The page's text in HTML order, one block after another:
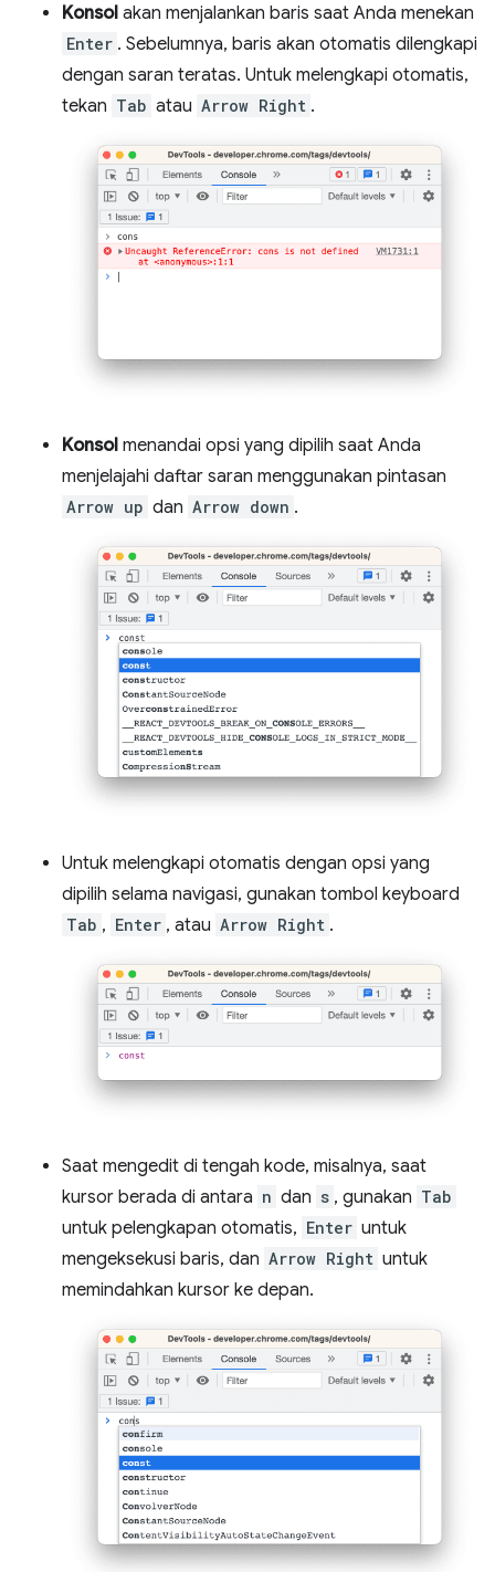
Konsol akan menjalankan baris saat Anda menekan
Enter . Sebelumnya, baris akan otomatis dilengkapi
dengan saran teratas. Untuk melengkapi otomatis,
tekan Tab atau Arrow Right .
Konsol menandai opsi yang dipilih saat Anda
menjelajahi daftar saran menggunakan pintasan
Arrow up dan Arrow down .
Untuk melengkapi otomatis dengan opsi yang
dipilih selama navigasi, gunakan tombol keyboard
Tab , Enter , atau Arrow Right .
Saat mengedit di tengah kode, misalnya, saat
kursor berada di antara n dan s , gunakan Tab
untuk pelengkapan otomatis, Enter untuk
mengeksekusi baris, dan Arrow Right untuk
memindahkan kursor ke depan.